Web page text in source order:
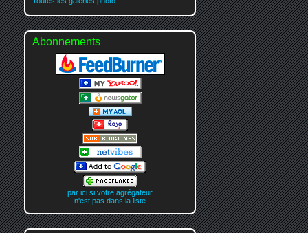
Abonnements
par ici si votre agrégateur
n'est pas dans la liste